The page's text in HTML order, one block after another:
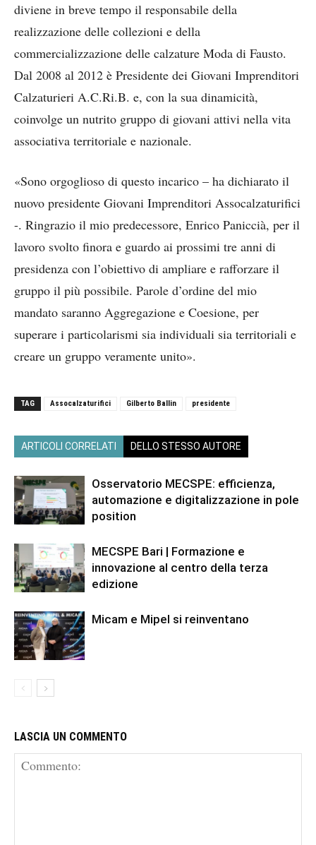
diviene in breve tempo il responsabile della
realizzazione delle collezioni e della
commercializzazione delle calzature Moda di Fausto.
Dal 2008 al 2012 è Presidente dei Giovani Imprenditori
Calzaturieri A.C.Ri.B. e, con la sua dinamicità,
coinvolge un nutrito gruppo di giovani attivi nella vita
associativa territoriale e nazionale.
«Sono orgoglioso di questo incarico – ha dichiarato il
nuovo presidente Giovani Imprenditori Assocalzaturifici
-. Ringrazio il mio predecessore, Enrico Paniccià, per il
lavoro svolto finora e guardo ai prossimi tre anni di
presidenza con l’obiettivo di ampliare e rafforzare il
gruppo il più possibile. Parole d’ordine del mio
mandato saranno Aggregazione e Coesione, per
superare i particolarismi sia individuali sia territoriali e
creare un gruppo veramente unito».
TAG Assocalzaturifici Gilberto Ballin presidente
ARTICOLI CORRELATI DELLO STESSO AUTORE
Osservatorio MECSPE: efficienza,
automazione e digitalizzazione in pole
position
MECSPE Bari | Formazione e
innovazione al centro della terza
edizione
Micam e Mipel si reinventano
LASCIA UN COMMENTO